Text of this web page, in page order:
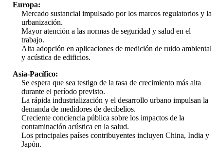
Europa:
Mercado sustancial impulsado por los marcos regulatorios y la
urbanización.
Mayor atención a las normas de seguridad y salud en el
trabajo.
Alta adopción en aplicaciones de medición de ruido ambiental
y acústica de edificios.
Asia-Pacífico:
Se espera que sea testigo de la tasa de crecimiento más alta
durante el período previsto.
La rápida industrialización y el desarrollo urbano impulsan la
demanda de medidores de decibelios.
Creciente conciencia pública sobre los impactos de la
contaminación acústica en la salud.
Los principales países contribuyentes incluyen China, India y
Japón.